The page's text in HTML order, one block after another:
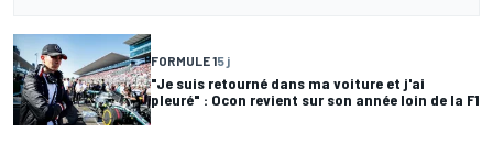
FORMULE 15 j
"Je suis retourné dans ma voiture et j'ai
pleuré" : Ocon revient sur son année loin de la F1